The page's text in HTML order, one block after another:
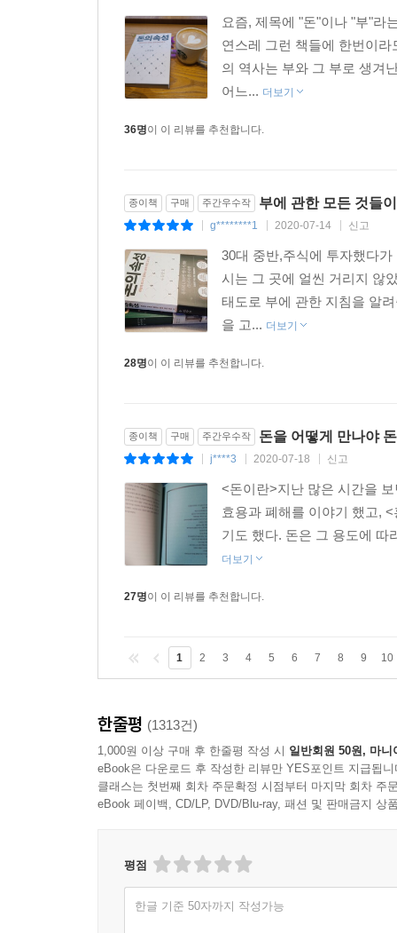
요즘, 제목에 "돈"이나 "부"라
연스레 그런 책들에 한번이
의 역사는 부와 그 부로 생겨
어느... 더보기
36명이 이 리뷰를 추천합니다.
종이책 구매 주간우수작 부에 관한 모든 것들
g********1 2020-07-14 신고
30대 중반,주식에 투자했다
시는 그 곳에 얼씬 거리지 않
태도로 부에 관한 지침을 알
을 고... 더보기
28명이 이 리뷰를 추천합니다.
종이책 구매 주간우수작 돈을 어떻게 만나야
j****3 2020-07-18 신고
<돈이란>지난 많은 시간을
효용과 폐해를 이야기 했고,
기도 했다. 돈은 그 용도에 따
더보기
27명이 이 리뷰를 추천합니다.
1 2 3 4 5 6 7 8 9 10
한줄평 (1313건)
1,000원 이상 구매 후 한줄평 작성 시 일반회원 50원, 마니
eBook은 다운로드 후 작성한 리뷰만 YES포인트 지급됩니
클래스는 첫번째 회차 주문확정 시점부터 마지막 회차 주
eBook 페이백, CD/LP, DVD/Blu-ray, 패션 및 판매금지 상
평점
한글 기준 50자까지 작성가능